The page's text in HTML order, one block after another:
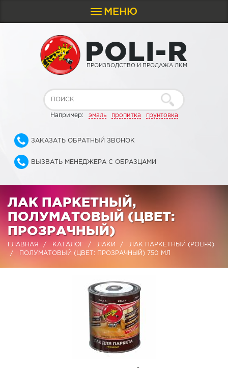
Toggle
navigation
МЕНЮ
POLI-R
ПРОИЗВОДСТВО И ПРОДАЖА ЛКМ
Например: эмаль пропитка грунтовка
ЗАКАЗАТЬ ОБРАТНЫЙ ЗВОНОК
ВЫЗВАТЬ МЕНЕДЖЕРА С ОБРАЗЦАМИ
ЛАК ПАРКЕТНЫЙ,
ПОЛУМАТОВЫЙ (ЦВЕТ:
ПРОЗРАЧНЫЙ)
ГЛАВНАЯ КАТАЛОГ ЛАКИ
ЛАК ПАРКЕТНЫЙ (POLI-R)
ПОЛУМАТОВЫЙ (ЦВЕТ: ПРОЗРАЧНЫЙ) 750 МЛ